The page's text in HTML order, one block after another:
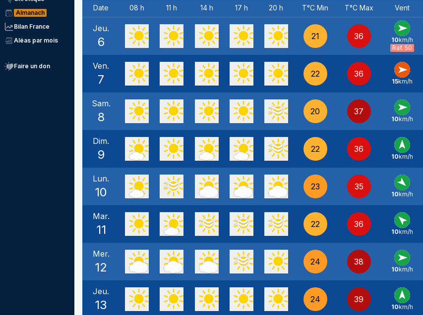
Almanach
Bilan France
Aléas par mois
Faire un don
Date 08 h 11 h 14 h 17 h 20 h T°C Min T°C Max Vent
Jeu.
6 21 36
O -
10km/h
Raf. 50
Ven.
7 22 36
O -
15km/h
Sam.
8 20 37
O -
10km/h
Dim.
9 22 36
S -
10km/h
Lun.
10 23 35
NO -
10km/h
Mar.
11 22 36
SE -
10km/h
Mer.
12 24 38
O -
10km/h
Jeu.
13 24 39
S -
10km/h